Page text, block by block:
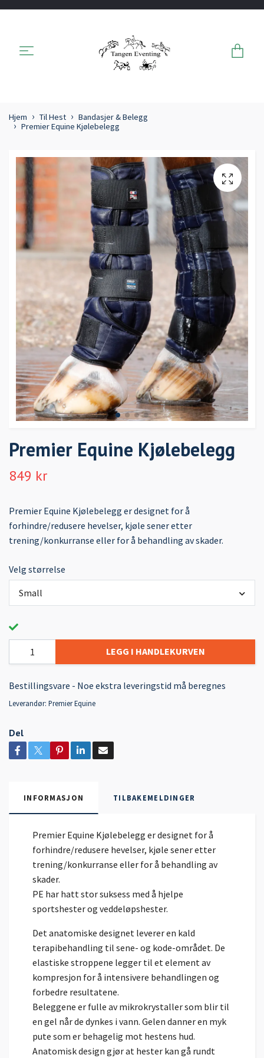
Hjem Til Hest
Bandasjer & Belegg
Premier Equine Kjølebelegg
Premier Equine Kjølebelegg
849 kr
Premier Equine Kjølebelegg er designet for å
forhindre/redusere hevelser, kjøle sener etter
trening/konkurranse eller for å behandling av skader.
Velg størrelse
Small
LEGG I HANDLEKURVEN
Bestillingsvare - Noe ekstra leveringstid må beregnes
Leverandør: Premier Equine
Del
INFORMASJON TILBAKEMELDINGER
Premier Equine Kjølebelegg er designet for å
forhindre/redusere hevelser, kjøle sener etter
trening/konkurranse eller for å behandling av
skader.
PE har hatt stor suksess med å hjelpe
sportshester og veddeløpshester.
Det anatomiske designet leverer en kald
terapibehandling til sene- og kode-området. De
elastiske stroppene legger til et element av
kompresjon for å intensivere behandlingen og
forbedre resultatene.
Beleggene er fulle av mikrokrystaller som blir til
en gel når de dynkes i vann. Gelen danner en myk
pute som er behagelig mot hestens hud.
Anatomisk design gjør at hester kan gå rundt